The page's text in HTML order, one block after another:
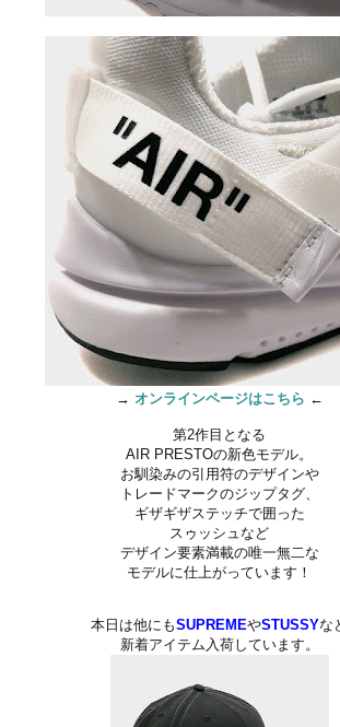
→ オンラインページはこちら ←
第2作目となる
AIR PRESTOの新色モデル。
お馴染みの引用符のデザインや
トレードマークのジップタグ、
ギザギザステッチで囲った
スゥッシュなど
デザイン要素満載の唯一無二な
モデルに仕上がっています！
本日は他にもSUPREMEやSTUSSYな
新着アイテム入荷しています。